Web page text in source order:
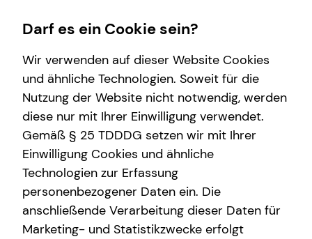
Finanzberatung
Videoberatung
Spezialisten-Netzwerk
Private Krankenvorsorge
Immobilienfinanzierung
Service
Kundenportal
Schadenabwicklung
Wissenswertes
Über mich
Über tecis
Podcast
teamzukunft
Karriere-Infos
Karrierechancen
Initiativbewerbung
Darf es ein Cookie sein?
Wir verwenden auf dieser Website Cookies
und ähnliche Technologien. Soweit für die
Nutzung der Website nicht notwendig, werden
diese nur mit Ihrer Einwilligung verwendet.
Gemäß § 25 TDDDG setzen wir mit Ihrer
Einwilligung Cookies und ähnliche
Technologien zur Erfassung
personenbezogener Daten ein. Die
anschließende Verarbeitung dieser Daten für
Marketing- und Statistikzwecke erfolgt